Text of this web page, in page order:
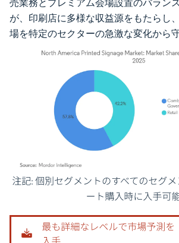
売業務とプレミアム会場設置のバラン
が、印刷店に多様な収益源をもたらし
場を特定のセクターの急激な変化から
画像 © Mordor Intelligence。再利用にはCC BY 4.0